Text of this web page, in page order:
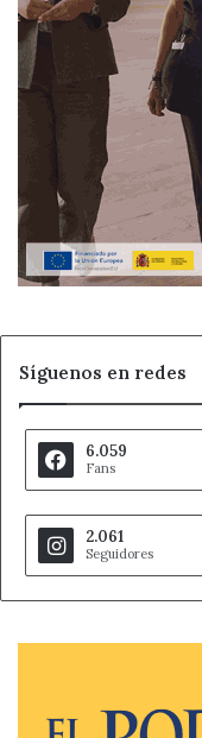
Síguenos en redes
6.059
Fans
2.061
Seguidores